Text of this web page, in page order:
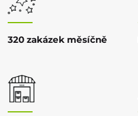
320 zakázek měsíčně